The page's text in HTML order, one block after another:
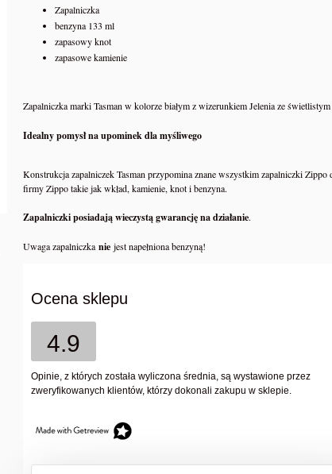
Zamykarka do puszek wek maszyna
970,00 zł
do
Zapalniczka
benzyna 133 ml
zapasowy knot
zapasowe kamienie
Zapalniczka marki Tasman w kolorze białym z wizerunkiem Jelenia ze
Idealny pomysł na upominek dla myśliwego
Konstrukcja zapalniczek Tasman przypomina znane wszystkim zapalniczki Zippo
firmy Zippo takie jak wkład, kamienie, knot i benzyna.
Zapalniczki posiadają wieczystą gwarancję na działanie.
Uwaga zapalniczka nie jest napełniona benzyną!
Ocena sklepu
4.9
Opinie, z których została wyliczona średnia, są wystawione przez
zweryfikowanych klientów, którzy dokonali zakupu w sklepie.